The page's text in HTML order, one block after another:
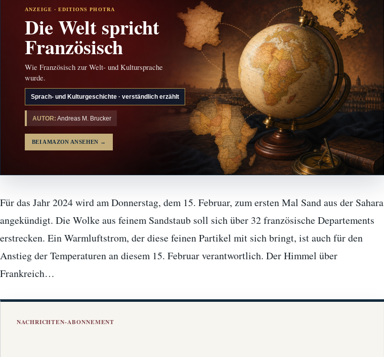
ANZEIGE · EDITIONS PHOTRA
Die Welt spricht
Französisch
Wie Französisch zur Welt- und Kultursprache
wurde.
Sprach- und Kulturgeschichte · verständlich erzählt
AUTOR: Andreas M. Brucker
BEI AMAZON ANSEHEN →
Für das Jahr 2024 wird am Donnerstag, dem 15. Februar, zum ersten Mal Sand aus der Sahara
angekündigt. Die Wolke aus feinem Sandstaub soll sich über 32 französische Departements
erstrecken. Ein Warmluftstrom, der diese feinen Partikel mit sich bringt, ist auch für den
Anstieg der Temperaturen an diesem 15. Februar verantwortlich. Der Himmel über
Frankreich…
NACHRICHTEN-ABONNEMENT